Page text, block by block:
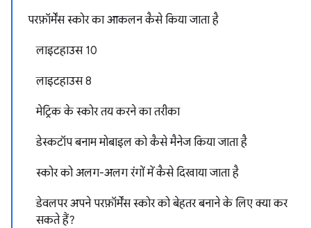
परफ़ॉर्मेंस स्कोर का आकलन कैसे किया जाता है
लाइटहाउस 10
लाइटहाउस 8
मेट्रिक के स्कोर तय करने का तरीका
डेस्कटॉप बनाम मोबाइल को कैसे मैनेज किया जाता है
स्कोर को अलग-अलग रंगों में कैसे दिखाया जाता है
डेवलपर अपने परफ़ॉर्मेंस स्कोर को बेहतर बनाने के लिए क्या कर
सकते हैं?